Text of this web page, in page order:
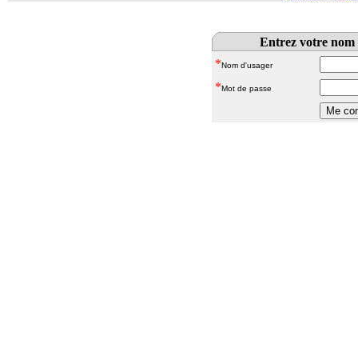
Entrez votre nom
*Nom d'usager
*Mot de passe